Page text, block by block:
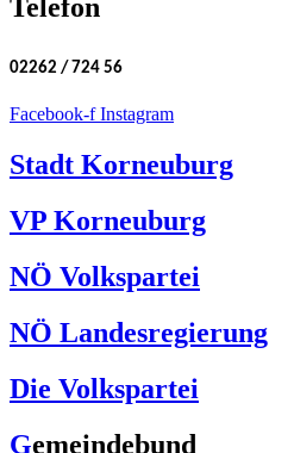
Telefon
02262 / 724 56
Facebook-f Instagram
Stadt Korneuburg
VP Korneuburg
NÖ Volkspartei
NÖ Landesregierung
Die Volkspartei
Gemeindebund